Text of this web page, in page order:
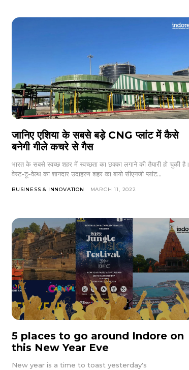
जानिए एशिया के सबसे बड़े CNG प्लांट में कैसे
बनेगी गीले कचरे से गैस
भारत के सबसे स्वच्छ शहर में स्वच्छता का छक्का लगाने की तैयारी हो चुकी है।
वेस्ट-टू-वेल्थ का शानदार उदाहरण शहर का बायो सीएनजी प्लांट...
BUSINESS & INNOVATION MARCH 11, 2022
5 places to go around Indore on
this New Year Eve
New year is a time to toast yesterday's